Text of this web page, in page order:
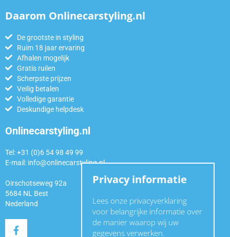
Daarom Onlinecarstyling.nl
De grootste in styling
Ruim 18 jaar ervaring
Afhalen mogelijk
Gratis ruilen
Scherpste prijzen
Veilig betalen
Volledige garantie
Deskundige helpdesk
Onlinecarstyling.nl
Tel: +31 (0)6 54 98 49 99
E-mail: info@onlinecarstyling.nl
Oirschotseweg 92a
5684 NL Best
Nederland
Privacy informatie
Lees onze privacyverklaring
voor belangrijke informatie over
de manier waarop wij uw
gegevens verwerken.